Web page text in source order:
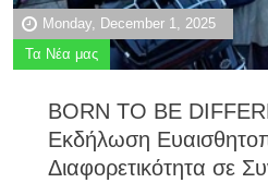
Monday, December 1, 2025
Τα Νέα μας
BORN TO BE
Εκδήλωση
Διαφορετικότητα σε